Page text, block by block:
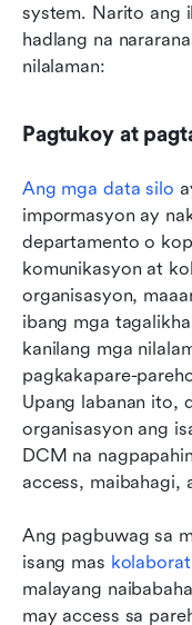
system. Narito ang
hadlang na
nilalaman:
Pagtukoy at
Ang mga data silo
impormasyon ay
departamento o
komunikasyon at
organisasyon,
ibang mga
kanilang mga
pagkakapare-
Upang labanan ito,
organisasyon ang
DCM na
access, maibahagi,
Ang pagbuwag sa
isang mas
malayang
may access sa